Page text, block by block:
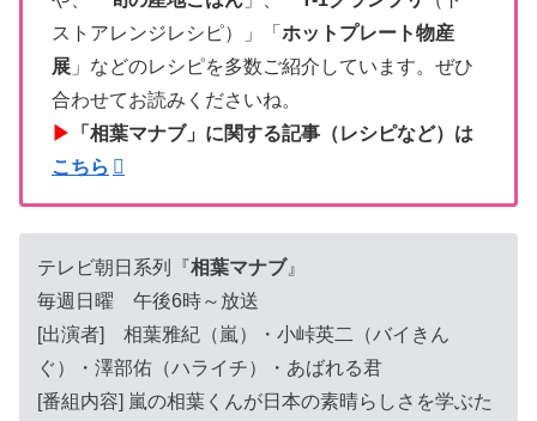
ストアレンジレシピ）」「 ホットプレート物産
展 」などのレシピを多数ご紹介しています。ぜひ
合わせてお読みくださいね。
▶
「相葉マナブ」に関する記事（レシピなど）は
こちら
テレビ朝日系列『相葉マナブ』
毎週日曜 午後6時～放送
[出演者] 相葉雅紀（嵐）・小峠英二（バイきん
ぐ）・澤部佑（ハライチ）・あばれる君
[番組内容] 嵐の相葉くんが日本の素晴らしさを学ぶた